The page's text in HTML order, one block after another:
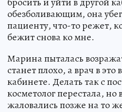
обезболивающим, она
пациенту, что-то режет,
бежит снова ко мне.
Марина пыталась
станет плохо, а врач в это
кабинете. Делать так с
косметолог перестала, но
жаловались позже на то